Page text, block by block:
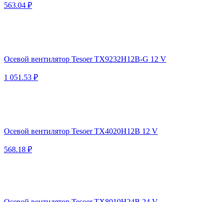
563.04 ₽
Осевой вентилятор Tesoer TX9232H12B-G 12 V
1 051.53 ₽
Осевой вентилятор Tesoer TX4020H12B 12 V
568.18 ₽